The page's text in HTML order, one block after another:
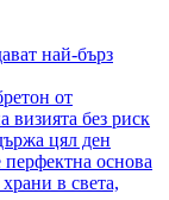
най-бърз
от
визията без риск
цял ден
основа
в света,